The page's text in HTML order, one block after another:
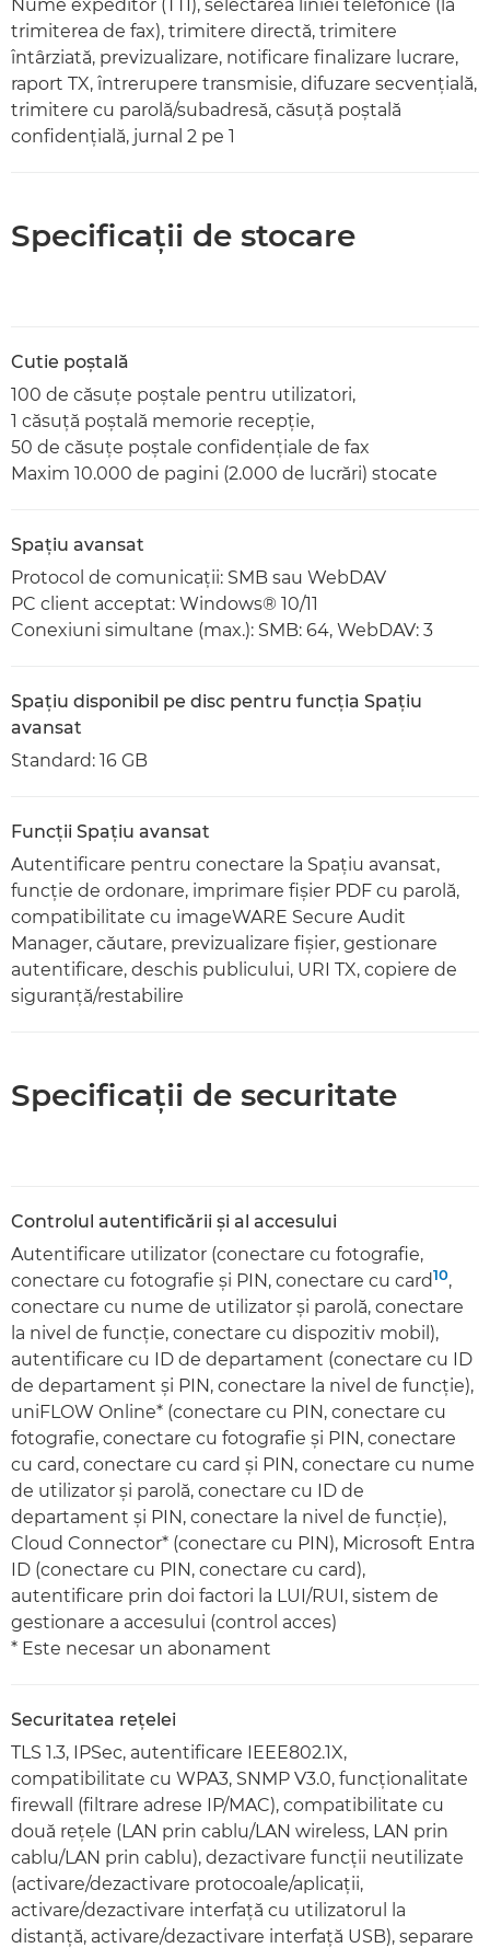
Nume expeditor (TTI), selectarea liniei telefonice (la
trimiterea de fax), trimitere directă, trimitere
întârziată, previzualizare, notificare finalizare lucrare,
raport TX, întrerupere transmisie, difuzare secvenţială,
trimitere cu parolă/subadresă, căsuţă poştală
confidenţială, jurnal 2 pe 1
Specificaţii de stocare
Cutie poştală
100 de căsuţe poştale pentru utilizatori,
1 căsuţă poştală memorie recepţie,
50 de căsuţe poştale confidenţiale de fax
Maxim 10.000 de pagini (2.000 de lucrări) stocate
Spaţiu avansat
Protocol de comunicaţii: SMB sau WebDAV
PC client acceptat: Windows® 10/11
Conexiuni simultane (max.): SMB: 64, WebDAV: 3
Spaţiu disponibil pe disc pentru funcţia Spaţiu
avansat
Standard: 16 GB
Funcţii Spaţiu avansat
Autentificare pentru conectare la Spaţiu avansat,
funcţie de ordonare, imprimare fişier PDF cu parolă,
compatibilitate cu imageWARE Secure Audit
Manager, căutare, previzualizare fişier, gestionare
autentificare, deschis publicului, URI TX, copiere de
siguranţă/restabilire
Specificaţii de securitate
Controlul autentificării şi al accesului
Autentificare utilizator (conectare cu fotografie,
conectare cu fotografie şi PIN, conectare cu card10,
conectare cu nume de utilizator şi parolă, conectare
la nivel de funcţie, conectare cu dispozitiv mobil),
autentificare cu ID de departament (conectare cu ID
de departament şi PIN, conectare la nivel de funcţie),
uniFLOW Online* (conectare cu PIN, conectare cu
fotografie, conectare cu fotografie şi PIN, conectare
cu card, conectare cu card şi PIN, conectare cu nume
de utilizator şi parolă, conectare cu ID de
departament şi PIN, conectare la nivel de funcţie),
Cloud Connector* (conectare cu PIN), Microsoft Entra
ID (conectare cu PIN, conectare cu card),
autentificare prin doi factori la LUI/RUI, sistem de
gestionare a accesului (control acces)
* Este necesar un abonament
Securitatea reţelei
TLS 1.3, IPSec, autentificare IEEE802.1X,
compatibilitate cu WPA3, SNMP V3.0, funcţionalitate
firewall (filtrare adrese IP/MAC), compatibilitate cu
două reţele (LAN prin cablu/LAN wireless, LAN prin
cablu/LAN prin cablu), dezactivare funcţii neutilizate
(activare/dezactivare protocoale/aplicaţii,
activare/dezactivare interfaţă cu utilizatorul la
distanţă, activare/dezactivare interfaţă USB), separare